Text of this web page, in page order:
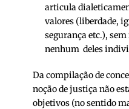
articula
valores (liberdade,
segurança etc.),
nenhum deles
Da compilação de
noção de justiça não
objetivos (no sentido